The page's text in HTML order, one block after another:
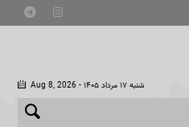
Aug 8, 2026 - شنبه ۱۷ مرداد ۱۴۰۵